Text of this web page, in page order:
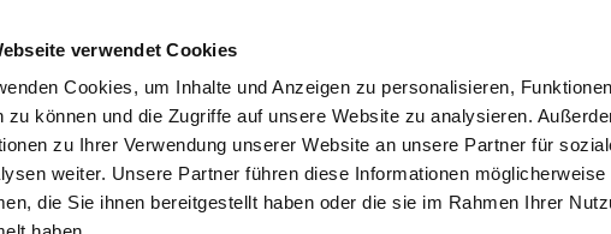
verwendet Cookies
Cookies, um Inhalte und Anzeigen zu personalisieren,
zu können und die Zugriffe auf unsere Website zu analysieren.
zu Ihrer Verwendung unserer Website an unsere Partner für
weiter. Unsere Partner führen diese Informationen
die Sie ihnen bereitgestellt haben oder die sie im Rahmen Ihrer
SEARCH TIPS & HELP
KLINIKEN ZSCHADRASS -